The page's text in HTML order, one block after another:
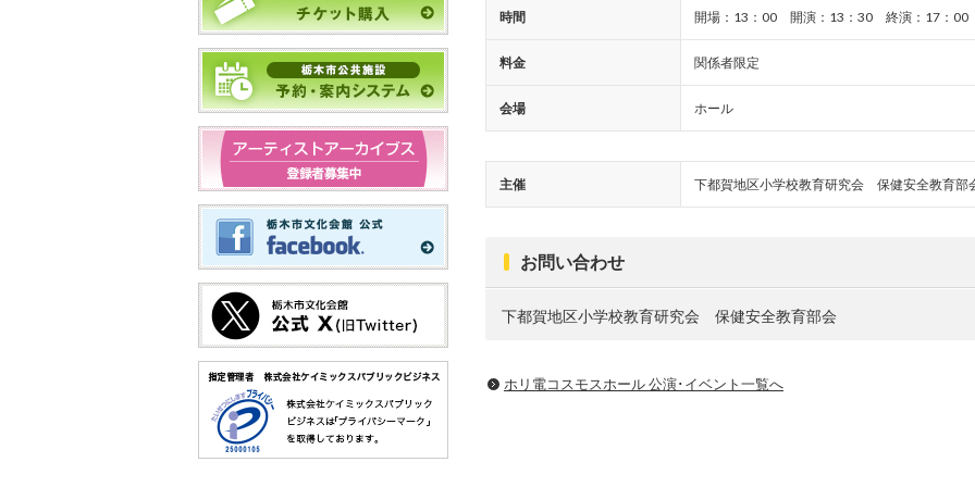
時間 開場：13：00 開演：13：30 終演：17：00
料金 関係者限定
会場 ホール
主催 下都賀地区小学校教育研究会 保健安全教育部
お問い合わせ
下都賀地区小学校教育研究会 保健安全教育部会
ホリ電コスモスホール 公演･イベント一覧へ